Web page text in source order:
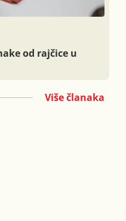
od rajčice u
Više članaka